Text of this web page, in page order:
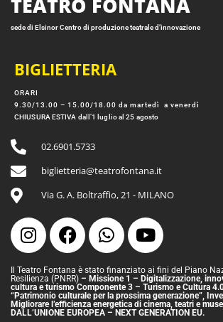
sede di Elsinor Centro di produzione teatrale d’innovazione
BIGLIETTERIA
ORARI
9.30/13.00 – 15.00/18.00 da martedì a venerdì
CHIUSURA ESTIVA dall’1 luglio al 25 agosto
02.6901.5733
biglietteria@teatrofontana.it
Via G. A. Boltraffio, 21 - MILANO
Il Teatro Fontana è stato finanziato ai fini del Piano
Resilienza (PNRR) – Missione 1 – Digitalizzazione,
cultura e turismo Componente 3 – Turismo e Cultura
“Patrimonio culturale per la prossima generazione”,
Migliorare l’efficienza energetica di cinema, teatri e
DALL’UNIONE EUROPEA – NEXT GENERATION EU.